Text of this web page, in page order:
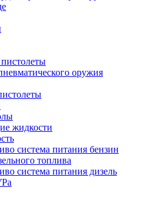
оружия
жидкости
система питания бензин
топлива
система питания дизель